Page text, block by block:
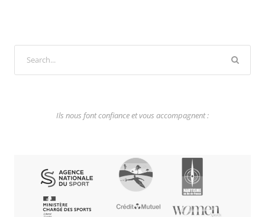
Ils nous font confiance et vous accompagnent :